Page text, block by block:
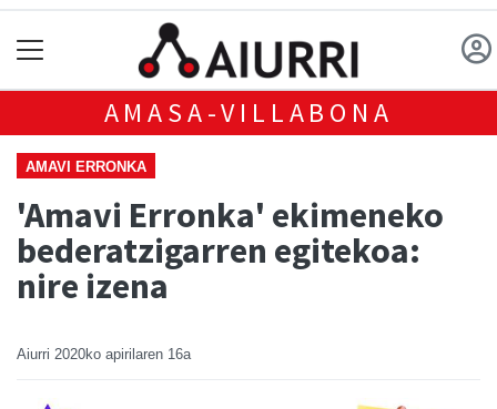
AMASA-VILLABONA
AMAVI ERRONKA
'Amavi Erronka' ekimeneko
bederatzigarren egitekoa:
nire izena
Aiurri 2020ko apirilaren 16a